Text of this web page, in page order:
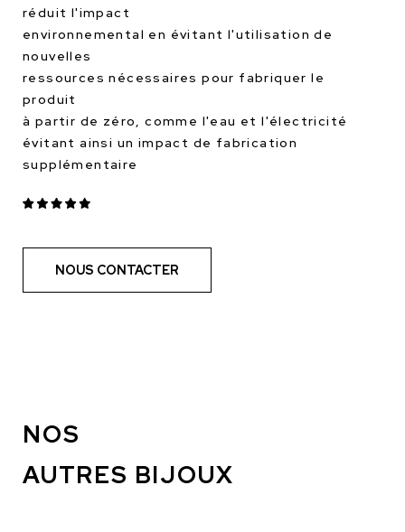
réduit l'impact
environnemental en évitant l'utilisation de
nouvelles
ressources nécessaires pour fabriquer le
produit
à partir de zéro, comme l'eau et l'électricité
évitant ainsi un impact de fabrication
supplémentaire
NOUS CONTACTER
NOS
AUTRES BIJOUX